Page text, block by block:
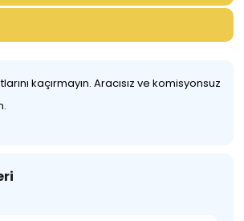
kaçırmayın. Aracısız ve komisyonsuz